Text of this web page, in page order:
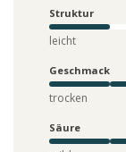
Struktur
leicht
Geschmack
trocken
Säure